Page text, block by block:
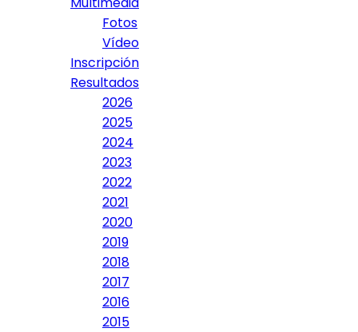
Fotos
Vídeo
Inscripción
Resultados
2026
2025
2024
2023
2022
2021
2020
2019
2018
2017
2016
2015